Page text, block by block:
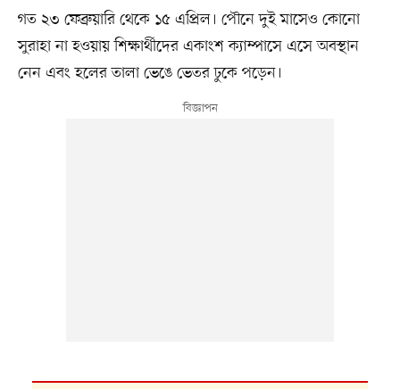
গত ২৩ ফেব্রুয়ারি থেকে ১৫ এপ্রিল। পৌনে দুই মাসেও কোনো
সুরাহা না হওয়ায় শিক্ষার্থীদের একাংশ ক্যাম্পাসে এসে অবস্থান
নেন এবং হলের তালা ভেঙে ভেতর ঢুকে পড়েন।